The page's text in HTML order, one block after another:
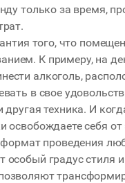
только за время,
того, что
К примеру, на
алкоголь,
в свое
другая техника. И
освобождаете себя
формат проведения
особый градус